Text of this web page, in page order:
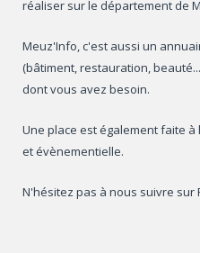
réaliser sur le département de
Meuz'Info, c'est aussi un
(bâtiment, restauration,
dont vous avez besoin.
Une place est également faite
et évènementielle.
N'hésitez pas à nous suivre sur